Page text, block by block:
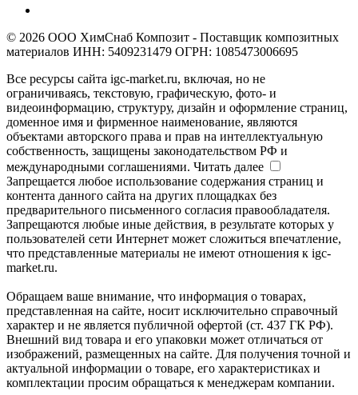
© 2026 ООО ХимСнаб Композит - Поставщик композитных
материалов ИНН: 5409231479 ОГРН: 1085473006695
Все ресурсы сайта igc-market.ru, включая, но не
ограничиваясь, текстовую, графическую, фото- и
видеоинформацию, структуру, дизайн и оформление страниц,
доменное имя и фирменное наименование, являются
объектами авторского права и прав на интеллектуальную
собственность, защищены законодательством РФ и
международными соглашениями. Читать далее
Запрещается любое использование содержания страниц и
контента данного сайта на других площадках без
предварительного письменного согласия правообладателя.
Запрещаются любые иные действия, в результате которых у
пользователей сети Интернет может сложиться впечатление,
что представленные материалы не имеют отношения к igc-
market.ru.
Обращаем ваше внимание, что информация о товарах,
представленная на сайте, носит исключительно справочный
характер и не является публичной офертой (ст. 437 ГК РФ).
Внешний вид товара и его упаковки может отличаться от
изображений, размещенных на сайте. Для получения точной и
актуальной информации о товаре, его характеристиках и
комплектации просим обращаться к менеджерам компании.